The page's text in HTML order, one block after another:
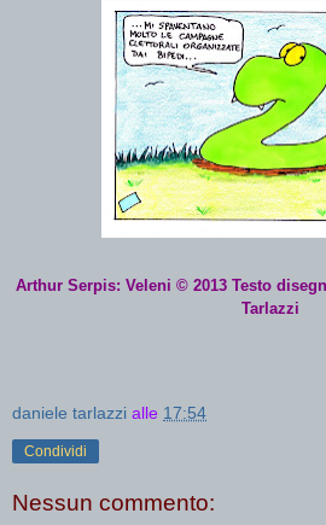
Arthur Serpis: Veleni © 2013 Testo
Tarlazzi
daniele tarlazzi alle 17:54
Condividi
Nessun commento: